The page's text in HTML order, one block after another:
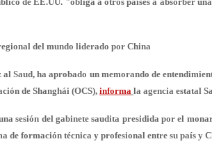
del mundo liderado por China
Saud, ha aprobado un memorando de
de Shanghái (OCS), informa la agencia estatal
sesión del gabinete saudita presidida por el
de formación técnica y profesional entre su país y